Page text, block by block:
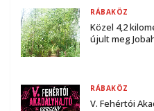
Közel 4,2
újult meg
RÁBAKÖZ
V. Fehértói
RÁBAKÖZ